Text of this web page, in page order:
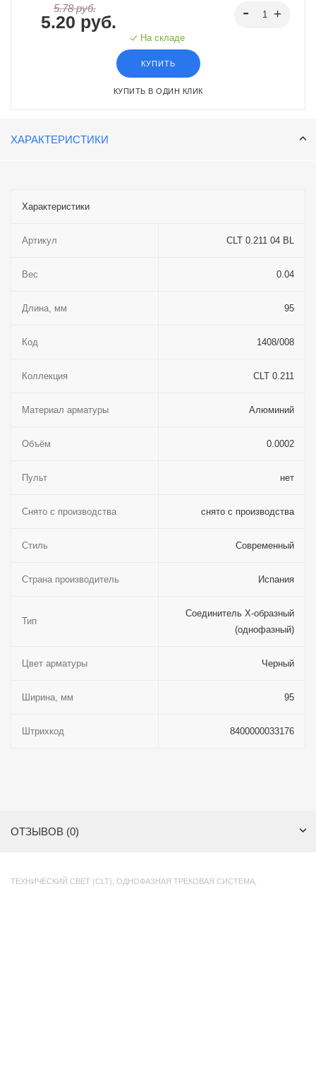
5.78 руб.
5.20 руб.
На складе
КУПИТЬ
КУПИТЬ В ОДИН КЛИК
ХАРАКТЕРИСТИКИ
Характеристики
Артикул CLT 0.211 04 BL
Вес 0.04
Длина, мм 95
Код 1408/008
Коллекция CLT 0.211
Материал арматуры Алюминий
Объём 0.0002
Пульт нет
Снято с производства снято с производства
Стиль Современный
Страна производитель Испания
Тип
Соединитель X-образный
(однофазный)
Цвет арматуры Черный
Ширина, мм 95
Штрихкод 8400000033176
ОТЗЫВОВ (0)
ТЕХНИЧЕСКИЙ СВЕТ (CLT) ОДНОФАЗНАЯ ТРЕКОВАЯ СИСТЕМА